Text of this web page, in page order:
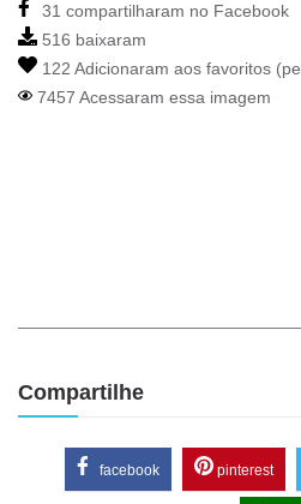
31 compartilharam no Facebook
516 baixaram
122 Adicionaram aos favoritos
7457 Acessaram essa imagem
Compartilhe
facebook pinterest